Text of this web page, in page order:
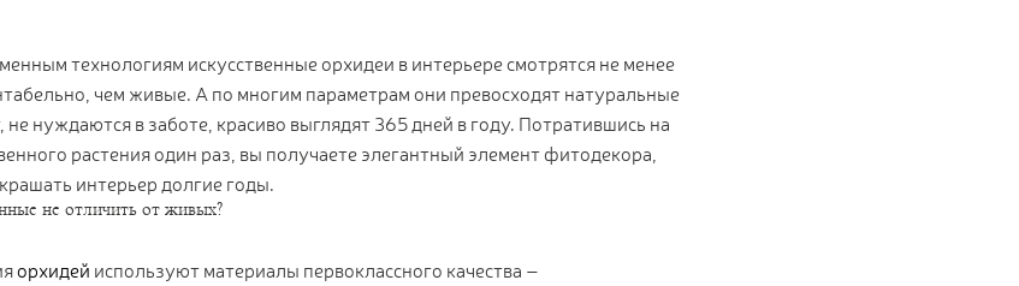
технологиям искусственные орхидеи в интерьере смотрятся не менее
чем живые. А по многим параметрам они превосходят натуральные
не нуждаются в заботе, красиво выглядят 365 дней в году. Потратившись на
растения один раз, вы получаете элегантный элемент фитодекора,
интерьер долгие годы.
не отличить от живых?
орхидей используют материалы первоклассного качества –